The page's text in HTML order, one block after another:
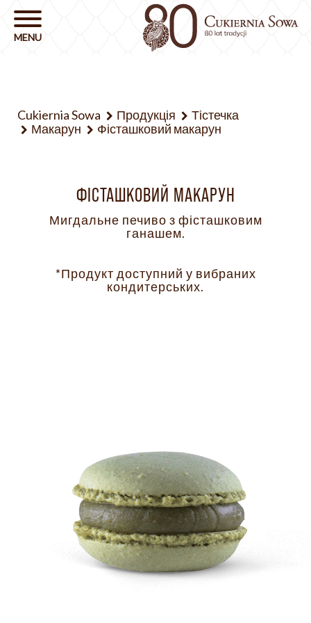
Cukiernia Sowa Продукція
Тістечка
Макарун
Фісташковий макарун
ФІСТАШКОВИЙ МАКАРУН
Мигдальне печиво з фісташковим
ганашем.
*Продукт доступний у вибраних
кондитерських.